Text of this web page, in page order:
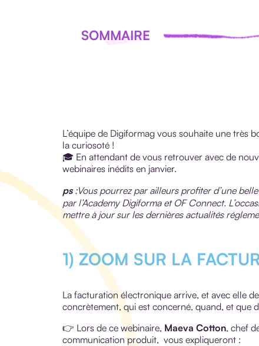
SOMMAIRE
L’équipe de Digiformag vous souhaite une très
la curiosoté !
🎓 En attendant de vous retrouver avec de
webinaires inédits en janvier.
ps:Vous pourrez par ailleurs profiter d’une
par l’Academy Digiforma et OF Connect.
mettre à jour sur les dernières actualités
1) ZOOM SUR LA
La facturation électronique arrive, et avec elle
concrètement, qui est concerné, quand, et que
👉 Lors de ce webinaire, Maeva Cotton, chef
communication produit, vous expliqueront :